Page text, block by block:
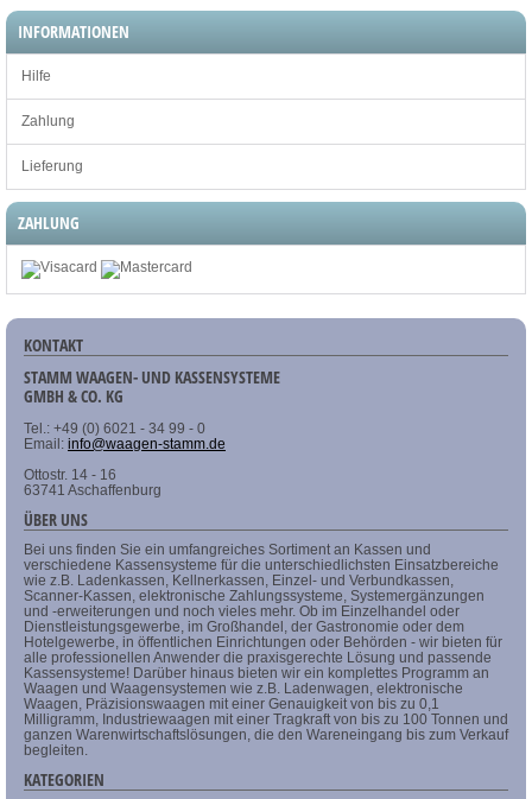
INFORMATIONEN
Hilfe
Zahlung
Lieferung
ZAHLUNG
KONTAKT
STAMM WAAGEN- UND KASSENSYSTEME
GMBH & CO. KG
Tel.: +49 (0) 6021 - 34 99 - 0
Email: info@waagen-stamm.de
Ottostr. 14 - 16
63741 Aschaffenburg
ÜBER UNS
Bei uns finden Sie ein umfangreiches Sortiment an Kassen und
verschiedene Kassensysteme für die unterschiedlichsten Einsatzbereiche
wie z.B. Ladenkassen, Kellnerkassen, Einzel- und Verbundkassen,
Scanner-Kassen, elektronische Zahlungssysteme, Systemergänzungen
und -erweiterungen und noch vieles mehr. Ob im Einzelhandel oder
Dienstleistungsgewerbe, im Großhandel, der Gastronomie oder dem
Hotelgewerbe, in öffentlichen Einrichtungen oder Behörden - wir bieten für
alle professionellen Anwender die praxisgerechte Lösung und passende
Kassensysteme! Darüber hinaus bieten wir ein komplettes Programm an
Waagen und Waagensystemen wie z.B. Ladenwagen, elektronische
Waagen, Präzisionswaagen mit einer Genauigkeit von bis zu 0,1
Milligramm, Industriewaagen mit einer Tragkraft von bis zu 100 Tonnen und
ganzen Warenwirtschaftslösungen, die den Wareneingang bis zum Verkauf
begleiten.
KATEGORIEN